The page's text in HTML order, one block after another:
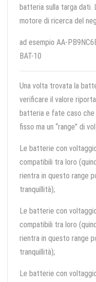
batteria sulla targa dati.
motore di ricerca del
ad esempio AA-
BAT-10
Una volta trovata la
verificare il valore
batteria e fate caso che
fisso ma un “range” di
Le batterie con
compatibili tra loro
rientra in questo range
tranquillità);
Le batterie con
compatibili tra loro
rientra in questo range
tranquillità);
Le batterie con